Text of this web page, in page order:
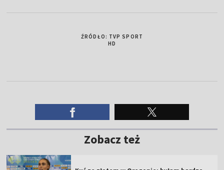
ŹRÓDŁO: TVP SPORT
HD
Zobacz też